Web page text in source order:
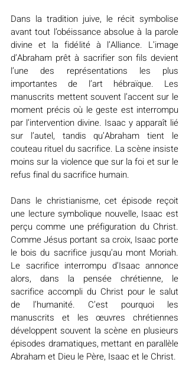
Dans la tradition juive, le récit symbolise
avant tout l’obéissance absolue à la parole
divine et la fidélité à l’Alliance. L’image
d’Abraham prêt à sacrifier son fils devient
l’une des représentations les plus
importantes de l’art hébraïque. Les
manuscrits mettent souvent l’accent sur le
moment précis où le geste est interrompu
par l’intervention divine. Isaac y apparaît lié
sur l’autel, tandis qu’Abraham tient le
couteau rituel du sacrifice. La scène insiste
moins sur la violence que sur la foi et sur le
refus final du sacrifice humain.
Dans le christianisme, cet épisode reçoit
une lecture symbolique nouvelle, Isaac est
perçu comme une préfiguration du Christ.
Comme Jésus portant sa croix, Isaac porte
le bois du sacrifice jusqu’au mont Moriah.
Le sacrifice interrompu d’Isaac annonce
alors, dans la pensée chrétienne, le
sacrifice accompli du Christ pour le salut
de l’humanité. C’est pourquoi les
manuscrits et les œuvres chrétiennes
développent souvent la scène en plusieurs
épisodes dramatiques, mettant en parallèle
Abraham et Dieu le Père, Isaac et le Christ.